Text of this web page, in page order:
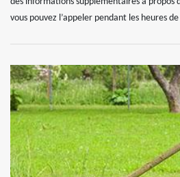
vous pouvez l’appeler pendant les heures